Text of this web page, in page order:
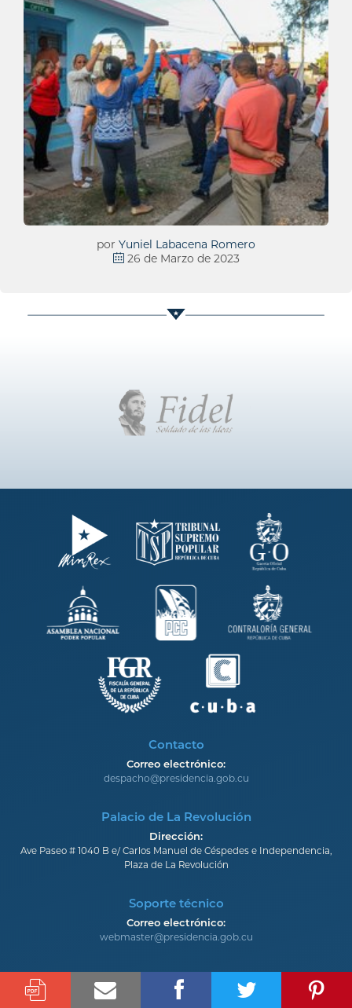
por Yuniel Labacena Romero
26 de Marzo de 2023
Contacto
Correo electrónico:
despacho@presidencia.gob.cu
Palacio de La Revolución
Dirección:
Ave Paseo # 1040 B e/ Carlos Manuel de Céspedes e Independencia,
Plaza de La Revolución
Soporte técnico
Correo electrónico:
webmaster@presidencia.gob.cu
PRESIDENCIA NOTICIAS
PENSAR COMO PAÍS
GALERÍAS CONTACTO MAPA DEL SITIO